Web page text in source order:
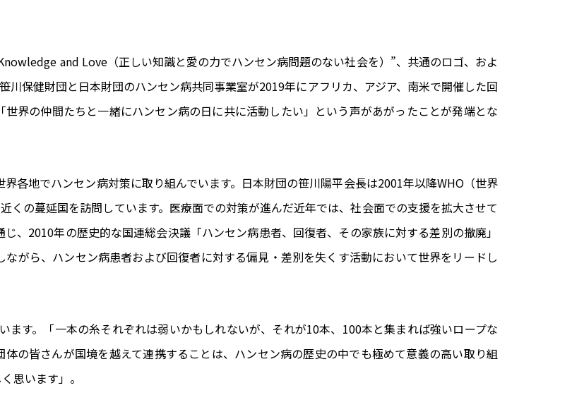
and Love（正しい知識と愛の力でハンセン病問題のない社会を）”、共通のロゴ、およ
川保健財団と日本財団のハンセン病共同事業室が2019年にアフリカ、アジア、南米で開催した回
界の仲間たちと一緒にハンセン病の日に共に活動したい」という声があがったことが発端とな
各地でハンセン病対策に取り組んでいます。日本財団の笹川陽平会長は2001年以降WHO（世界
くの蔓延国を訪問しています。医療面での対策が進んだ近年では、社会面での支援を拡大させて
、2010年の歴史的な国連総会決議「ハンセン病患者、回復者、その家族に対する差別の撤廃」
がら、ハンセン病患者および回復者に対する偏見・差別を失くす活動において世界をリードし
ます。「一本の糸それぞれは弱いかもしれないが、それが10本、100本と集まれば強いロープな
の皆さんが国境を越えて連携することは、ハンセン病の歴史の中でも極めて意義の高い取り組
思います」。